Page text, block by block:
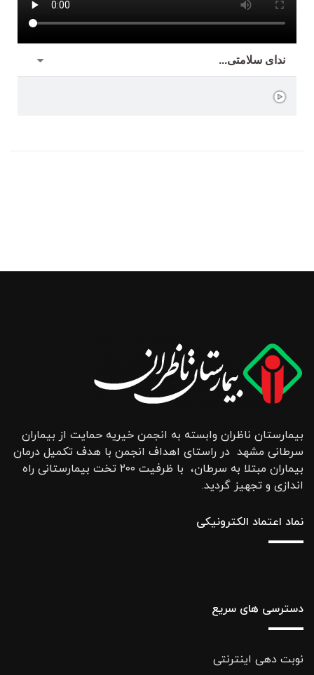
ندای سلامتی...
بیمارستان ناظران وابسته به انجمن خیریه حمایت از بیماران
سرطانی مشهد در راستای اهداف انجمن با هدف تکمیل درمان
بیماران مبتلا به سرطان، با ظرفیت ۲۰۰ تخت بیمارستانی راه
اندازی و تجهیز گردید.
نماد اعتماد الکترونیکی
دسترسی های سریع
نوبت دهی اینترنتی